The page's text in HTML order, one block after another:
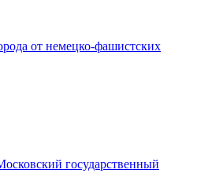
от немецко-фашистских
государственный